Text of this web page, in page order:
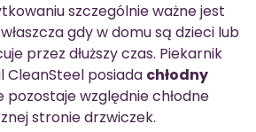
szczególnie ważne jest
gdy w domu są dzieci lub
przez dłuższy czas. Piekarnik
CleanSteel posiada chłodny
pozostaje względnie chłodne
stronie drzwiczek.